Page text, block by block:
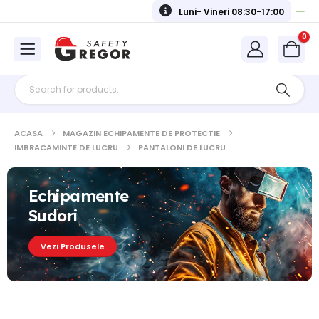
Luni- Vineri 08:30-17:00
0
ACASA
MAGAZIN ECHIPAMENTE DE PROTECTIE
IMBRACAMINTE DE LUCRU
PANTALONI DE LUCRU
Echipamente
Sudori
Vezi Produsele